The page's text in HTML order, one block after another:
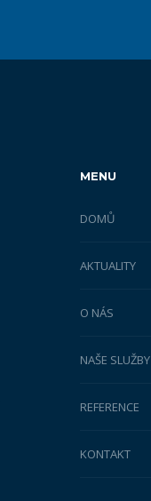
MENU
DOMŮ
AKTUALITY
O NÁS
NAŠE SLUŽBY
REFERENCE
KONTAKT